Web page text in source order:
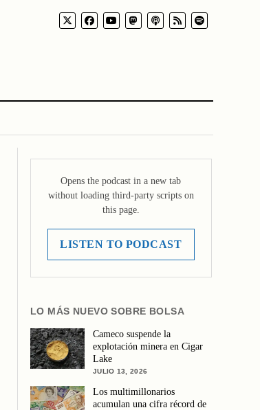
Opens the podcast in a new tab
without loading third-party scripts on
this page.
LISTEN TO PODCAST
LO MÁS NUEVO SOBRE BOLSA
Cameco suspende la
explotación minera en Cigar
Lake
JULIO 13, 2026
Los multimillonarios
acumulan una cifra récord de